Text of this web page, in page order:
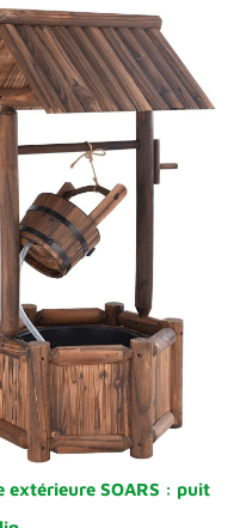
extérieure SOARS : puit